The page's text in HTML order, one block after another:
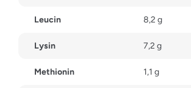
Leucin 8,2 g
Lysin 7,2 g
Methionin 1,1 g